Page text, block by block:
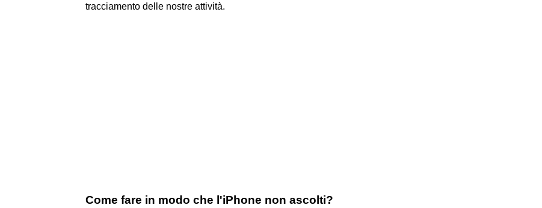
tracciamento delle nostre attività.
Come fare in modo che l'iPhone non ascolti?